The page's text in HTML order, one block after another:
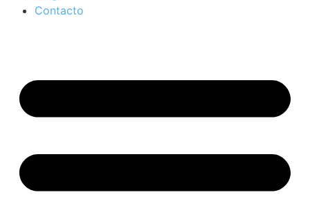
Contacto